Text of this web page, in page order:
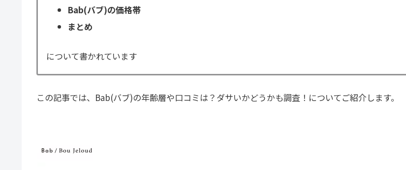
Bab(バブ)の価格帯
まとめ
について書かれています
この記事では、Bab(バブ)の年齢層や口コミは？ダサいかどうかも調査！についてご紹介します。